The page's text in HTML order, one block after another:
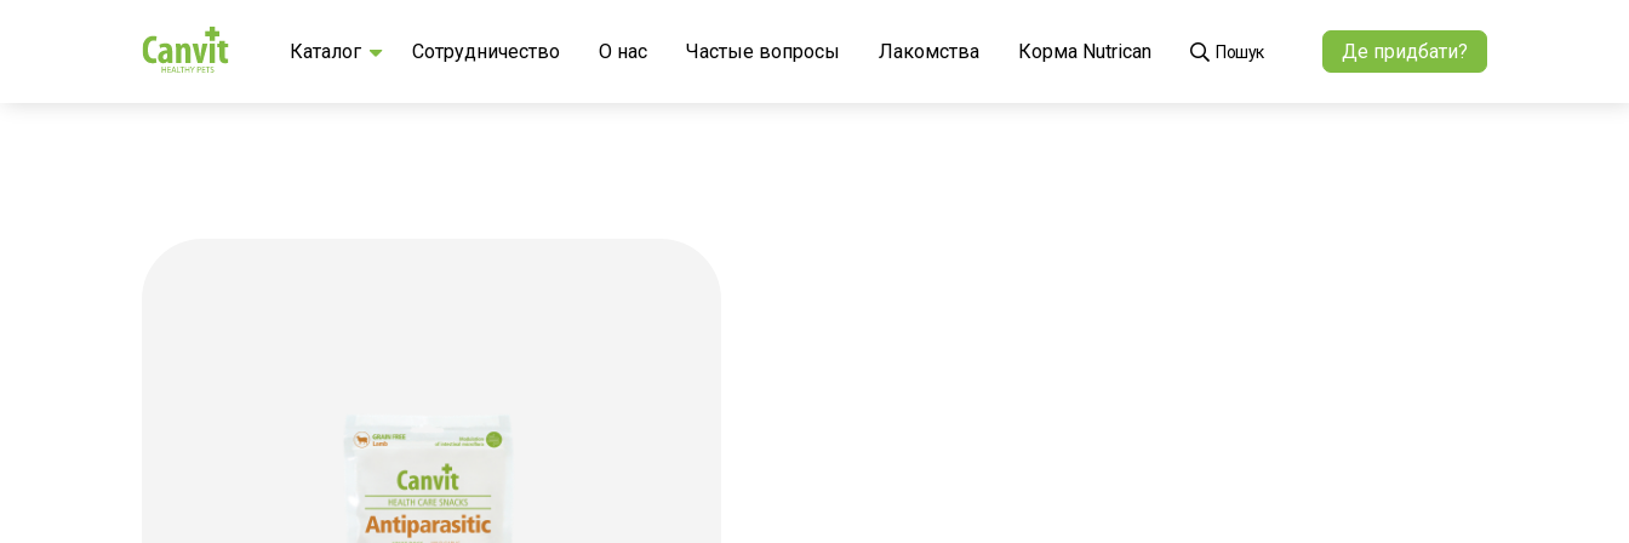
Каталог Сотрудничество О нас Частые вопросы Лакомства Корма Nutrican Пошук Де придбати?